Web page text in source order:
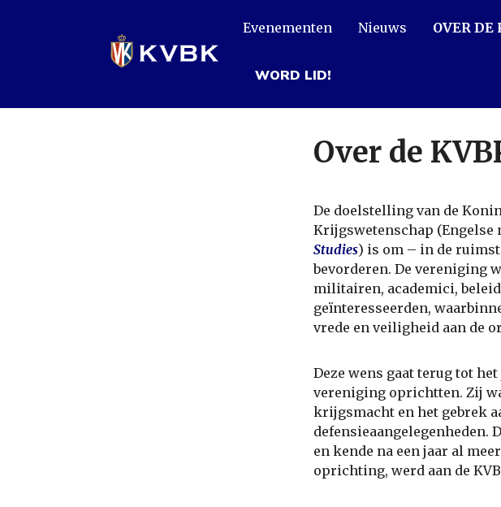
gaan
Evenementen Nieuws OVER DE
WORD LID!
Over de
De doelstelling van de
Krijgswetenschap (Engelse
Studies) is om – in de
bevorderen. De vereniging
militairen, academici,
geïnteresseerden,
vrede en veiligheid aan de
Deze wens gaat terug tot
vereniging oprichtten. Zij
krijgsmacht en het gebrek
defensieaangelegenheden.
en kende na een jaar al
oprichting, werd aan de